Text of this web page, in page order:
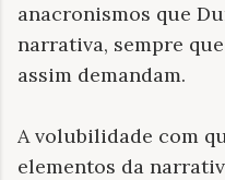
anacronismos que
narrativa, sempre
assim demandam.
A volubilidade com
elementos da